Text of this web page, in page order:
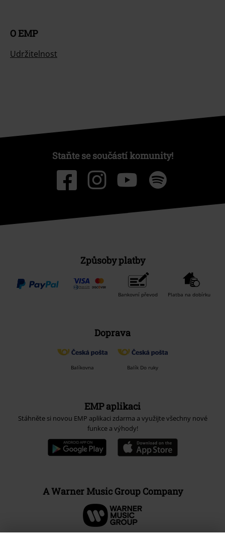
O EMP
Udržitelnost
Staňte se součástí komunity!
Způsoby platby
Bankovní převod Platba na dobírku
Doprava
Balíkovna Balík Do ruky
EMP aplikaci
Stáhněte si novou EMP aplikaci zdarma a využijte všechny nové
funkce a výhody!
A Warner Music Group Company